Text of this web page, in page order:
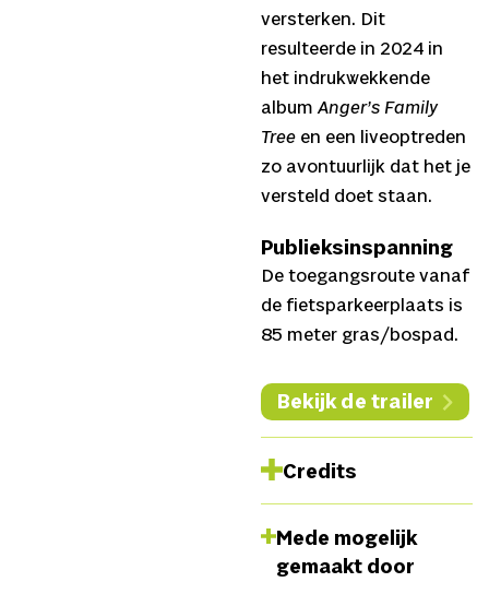
versterken. Dit
resulteerde in 2024 in
het indrukwekkende
albumAnger’s Family
Tree en een liveoptreden
zo avontuurlijk dat het je
versteld doet staan.
Publieksinspanning
De toegangsroute vanaf
de fietsparkeerplaats is
85 meter gras/bospad.
Bekijk de trailer
Credits
Haerens,Voice,
keyboards &
Mede mogelijk
gemaakt door